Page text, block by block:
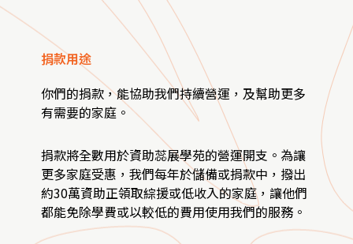
捐款用途
你們的捐款，能協助我們持續營運，及幫助更多
有需要的家庭。
捐款將全數用於資助蕊展學苑的營運開支。為讓
更多家庭受惠，我們每年於儲備或捐款中，撥出
約30萬資助正領取綜援或低收入的家庭，讓他們
都能免除學費或以較低的費用使用我們的服務。